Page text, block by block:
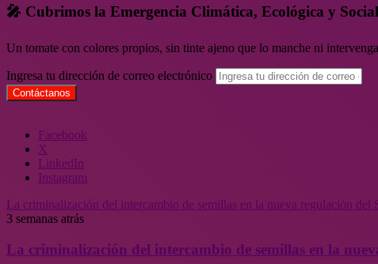
🎤 Cubrimos la Emergencia Climática, Ecológica y
Un tomate con colores propios, sin tinte ajeno que lo manche ni
Ingresa tu dirección de correo electrónico
Facebook
X
LinkedIn
Instagram
La criminalización del intercambio de semillas en la nueva regulación del
3 semanas atrás
La criminalización del intercambio de semillas en la